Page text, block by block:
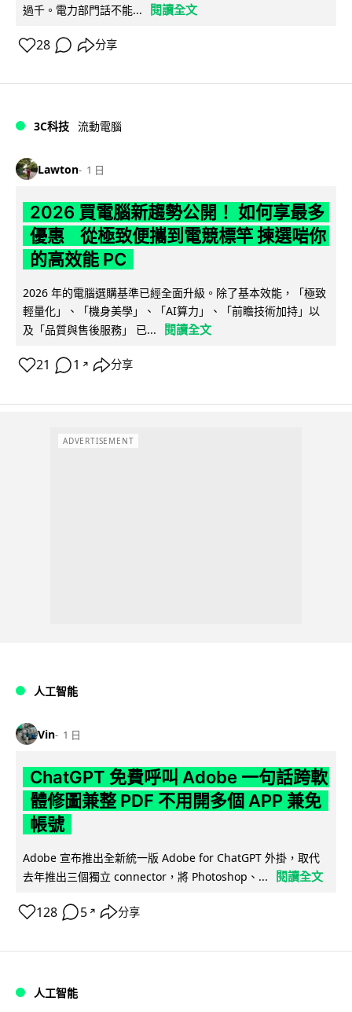
過千。電力部門話不能...
閱讀全文
28 分享
3C科技 流動電腦
Lawton 1 日
2026 買電腦新趨勢公開！ 如何享最多
優惠 從極致便攜到電競標竿 揀選啱你
的高效能 PC
2026 年的電腦選購基準已經全面升級。除了基本效能，「極致
輕量化」、「機身美學」、「AI算力」、「前瞻技術加持」以
及「品質與售後服務」 已...
閱讀全文
21 1 ↗ 分享
ADVERTISEMENT
人工智能
Vin 1 日
ChatGPT 免費呼叫 Adobe 一句話跨軟
體修圖兼整 PDF 不用開多個 APP 兼免
帳號
Adobe 宣布推出全新統一版 Adobe for ChatGPT 外掛，取代
去年推出三個獨立 connector，將 Photoshop、...
閱讀全文
128 5 ↗ 分享
人工智能